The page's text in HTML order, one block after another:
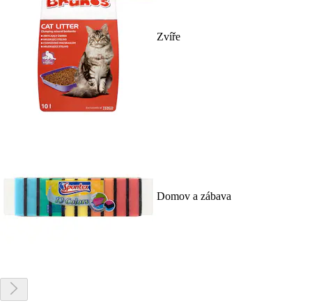
Zvíře
Domov a zábava